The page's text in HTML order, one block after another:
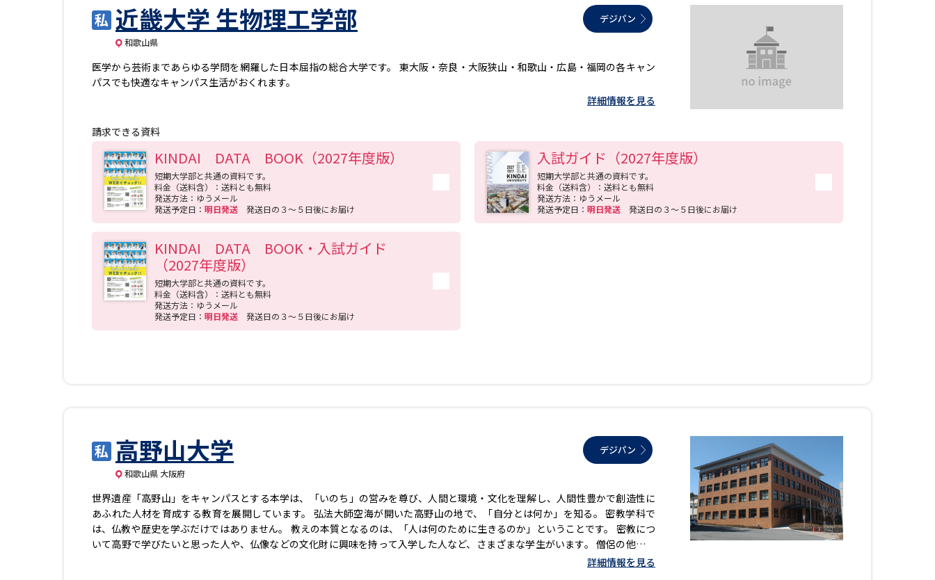
近畿大学 生物理工学部
和歌山県
デジパン
医学から芸術まであらゆる学問を網羅した日本屈指の総合大学です。 東大阪・奈良・大阪狭山・和歌山・広島・福岡の各キャン
パスでも快適なキャンパス生活がおくれます。
詳細情報を見る
請求できる資料
KINDAI DATA BOOK（2027年度版）
短期大学部と共通の資料です。
料金（送料含）：送料とも無料
発送方法：ゆうメール
発送予定日： 明日発送 発送日の３～５日後にお届け
入試ガイド（2027年度版）
短期大学部と共通の資料です。
料金（送料含）：送料とも無料
発送方法：ゆうメール
発送予定日： 明日発送 発送日の３～５日後にお届け
KINDAI DATA BOOK・入試ガイド
（2027年度版）
短期大学部と共通の資料です。
料金（送料含）：送料とも無料
発送方法：ゆうメール
発送予定日： 明日発送 発送日の３～５日後にお届け
高野山大学
和歌山県 大阪府
デジパン
世界遺産「高野山」をキャンパスとする本学は、「いのち」の営みを尊び、人間と環境・文化を理解し、人間性豊かで創造性に
あふれた人材を育成する教育を展開しています。 弘法大師空海が開いた高野山の地で、「自分とは何か」を知る。 密教学科で
は、仏教や歴史を学ぶだけではありません。 教えの本質となるのは、「人は何のために生きるのか」ということです。 密教につ
いて高野で学びたいと思った人や、仏像などの文化財に興味を持って入学した人など、さまざまな学生がいます。 僧侶の他、中
詳細情報を見る